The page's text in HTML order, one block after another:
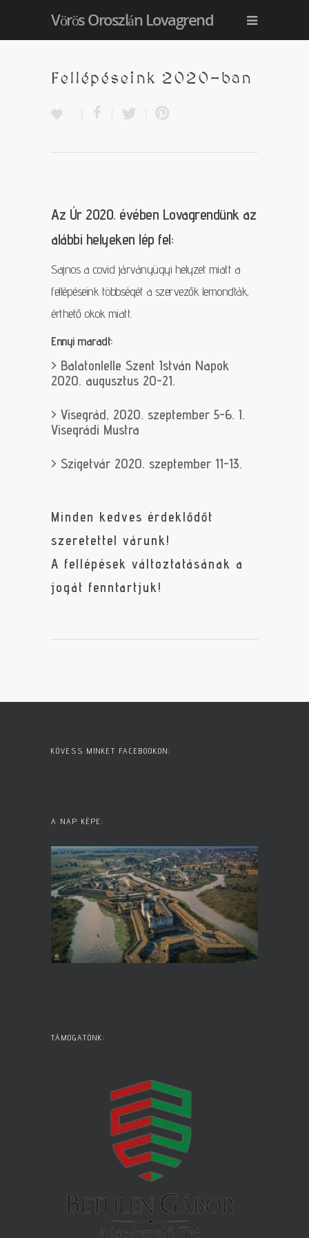
Vörös Oroszlán Lovagrend
Fellépéseink 2020-ban
Az Úr 2020. évében Lovagrendünk az
alábbi helyeken lép fel:
Sajnos a covid járványügyi helyzet miatt a
fellépéseink többségét a szervezők lemondták,
érthető okok miatt.
Ennyi maradt:
> Balatonlelle Szent István Napok
2020. augusztus 20-21.
> Visegrád, 2020. szeptember 5-6. I.
Visegrádi Mustra
> Szigetvár 2020. szeptember 11-13.
Minden kedves érdeklődőt
szeretettel várunk!
A fellépések változtatásának a
jogát fenntartjuk!
KÖVESS MINKET FACEBOOKON:
A NAP KÉPE:
TÁMOGATÓNK: